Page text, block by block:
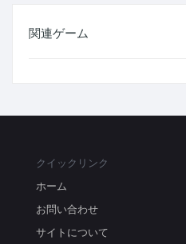
関連ゲーム
クイックリンク
ホーム
お問い合わせ
サイトについて